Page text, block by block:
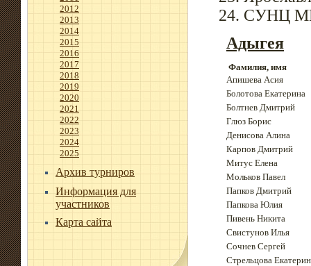
2012
2013
2014
2015
2016
2017
2018
2019
2020
2021
2022
2023
2024
2025
Архив турниров
Информация для
участников
Карта сайта
СУНЦ
Адыгея
Фамилия, имя
Апишева Асия
Болотова Екатерина
Болтнев Дмитрий
Глюз Борис
Денисова Алина
Карпов Дмитрий
Митус Елена
Мольков Павел
Папков Дмитрий
Папкова Юлия
Пивень Никита
Свистунов Илья
Сочнев Сергей
Стрельцова